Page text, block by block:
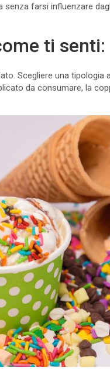
farsi influenzare
ti
Scegliere una tipologia
da consumare, la